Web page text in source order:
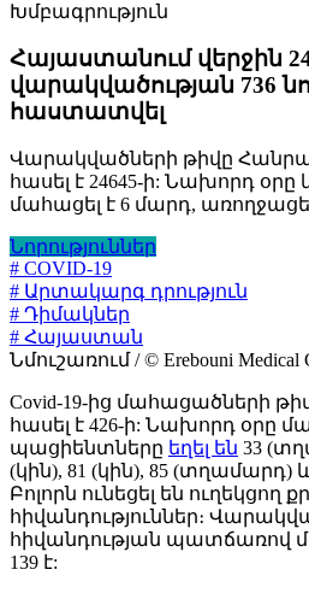
Խմբագրություն
Հայաստանում վերջին
վարակվածության 736
հաստատվել
Վարակվածների թիվը
հասել է 24645-ի: Նախորդ օրը
մահացել է 6 մարդ, առողջացել
Նորություններ
# COVID-19
# Արտակարգ դրություն
# Դիմակներ
# Հայաստան
Նմուշառում / © Erebouni Medical
Covid-19-ից մահացածների
հասել է 426-ի: Նախորդ օրը
պացիենտները եղել են 33
(կին), 81 (կին), 85 (տղամարդ)
Բոլորն ունեցել են ուղեկցող
հիվանդություններ։
հիվանդության պատճառով
139 է: